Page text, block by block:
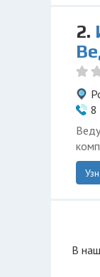
2.
8
В